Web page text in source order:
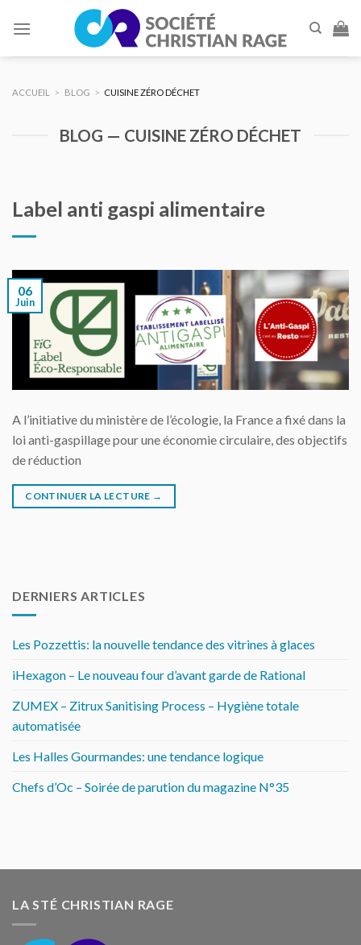
ACCUEIL > BLOG > CUISINE ZÉRO DÉCHET
BLOG — CUISINE ZÉRO DÉCHET
Label anti gaspi alimentaire
06
Juin
A l’initiative du ministère de l’écologie, la France a fixé dans la
loi anti-gaspillage pour une économie circulaire, des objectifs
de réduction
CONTINUER LA LECTURE →
DERNIERS ARTICLES
Les Pozzettis: la nouvelle tendance des vitrines à glaces
iHexagon – Le nouveau four d’avant garde de Rational
ZUMEX – Zitrux Sanitising Process – Hygiène totale
automatisée
Les Halles Gourmandes: une tendance logique
Chefs d’Oc – Soirée de parution du magazine N°35
LA STÉ CHRISTIAN RAGE